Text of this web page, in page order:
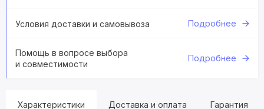
Условия доставки и самовывоза Подробнее
Помощь в вопросе выбора
и совместимости
Подробнее
Характеристики Доставка и оплата Гарантия